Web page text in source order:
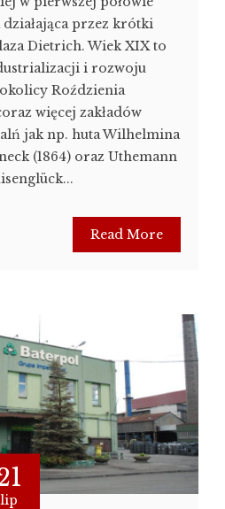
działająca przez krótki
Dietrich. Wiek XIX to
i rozwoju
Roździenia
więcej zakładów
jak np. huta Wilhelmina
(1864) oraz Uthemann
Read More
lip